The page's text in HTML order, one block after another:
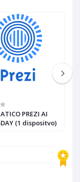
PREZI AI
(1 dispositvo)